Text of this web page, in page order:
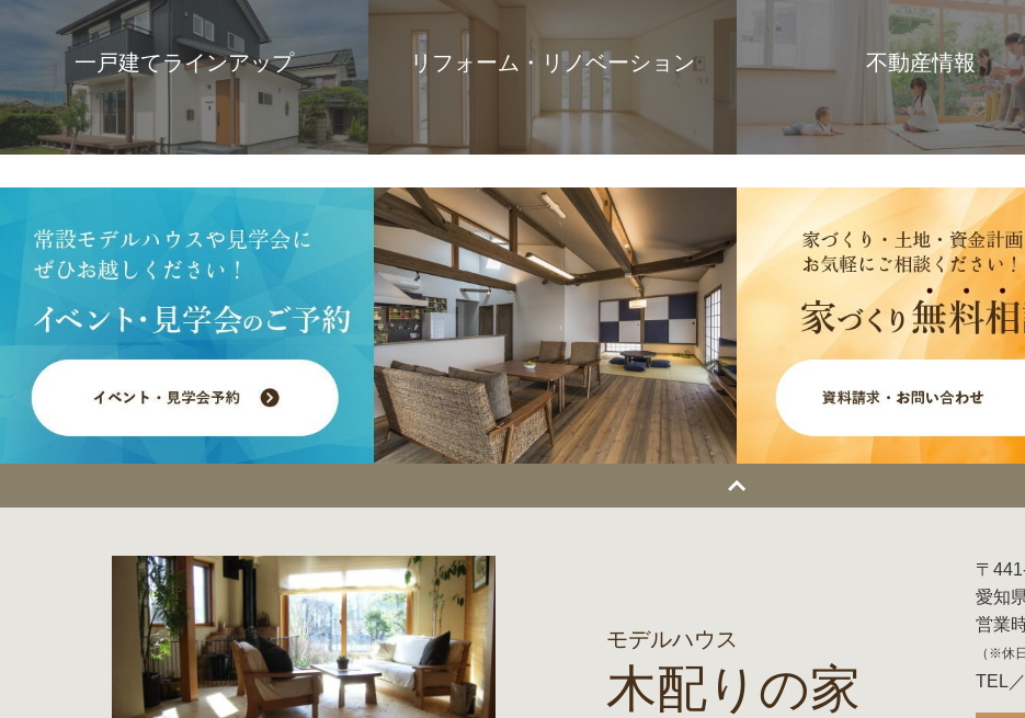
一戸建てラインアップ リフォーム・リノベーション 不動産情報
モデルハウス
木配りの家
〒
愛知
営業
（※休
TEL